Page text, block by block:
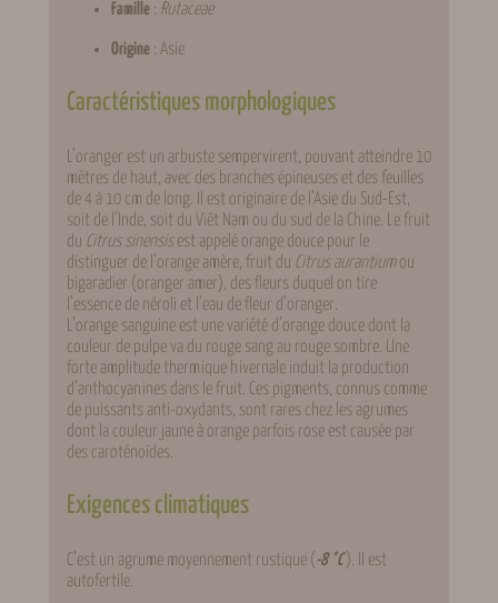
Famille : Rutaceae
Origine : Asie
Caractéristiques morphologiques
L’oranger est un arbuste sempervirent, pouvant atteindre 10
mètres de haut, avec des branches épineuses et des feuilles
de 4 à 10 cm de long. Il est originaire de l’Asie du Sud-Est,
soit de l’Inde, soit du Viêt Nam ou du sud de la Chine. Le fruit
du Citrus sinensisest appelé orange douce pour le
distinguer de l’orange amère, fruit du Citrus aurantiumou
bigaradier (oranger amer), des fleurs duquel on tire
l’essence de néroli et l’eau de fleur d’oranger.
L’orange sanguine est une variété d’orange douce dont la
couleur de pulpe va du rouge sang au rouge sombre. Une
forte amplitude thermique hivernale induit la production
d’anthocyanines dans le fruit. Ces pigments, connus comme
de puissants anti-oxydants, sont rares chez les agrumes
dont la couleur jaune à orange parfois rose est causée par
des caroténoïdes.
Exigences climatiques
C’est un agrume moyennement rustique ( -8 °C). Il est
autofertile.